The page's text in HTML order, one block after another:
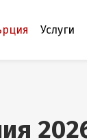
Услуги